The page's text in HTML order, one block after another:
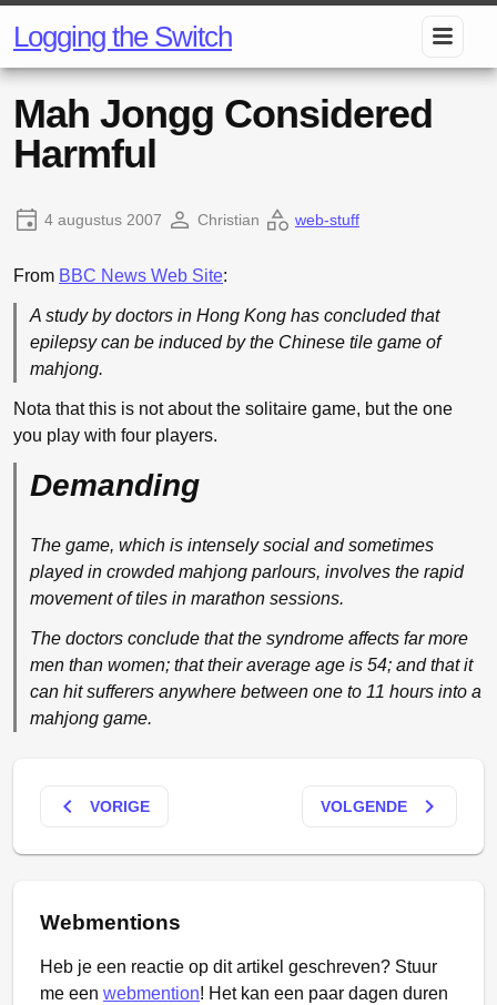
Logging the Switch
Mah Jongg Considered
Harmful
4 augustus 2007 Christian web-stuff
From BBC News Web Site:
A study by doctors in Hong Kong has concluded that
epilepsy can be induced by the Chinese tile game of
mahjong.
Nota that this is not about the solitaire game, but the one
you play with four players.
Demanding
The game, which is intensely social and sometimes
played in crowded mahjong parlours, involves the rapid
movement of tiles in marathon sessions.
The doctors conclude that the syndrome affects far more
men than women; that their average age is 54; and that it
can hit sufferers anywhere between one to 11 hours into a
mahjong game.
keyboard_arrow_left VORIGE VOLGENDE keyboard_arrow_right
Webmentions
Heb je een reactie op dit artikel geschreven? Stuur
me een webmention! Het kan een paar dagen duren